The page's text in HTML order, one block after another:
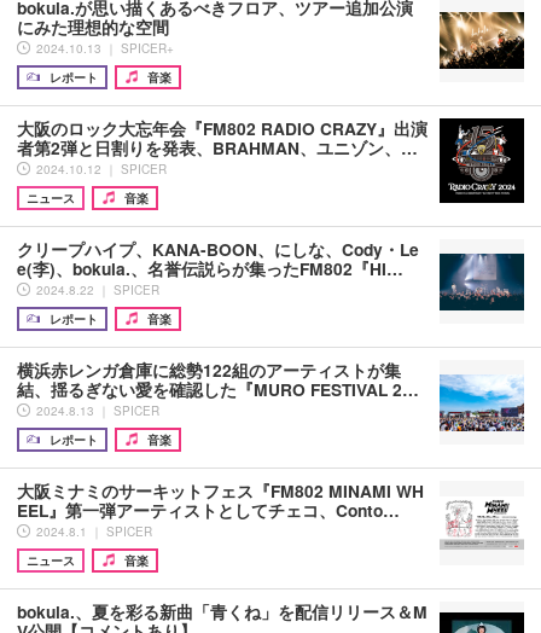
bokula.が思い描くあるべきフロア、ツアー追加公演
にみた理想的な空間
2024.10.13 ｜ SPICER+
レポート
音楽
大阪のロック大忘年会『FM802 RADIO CRAZY』出演
者第2弾と日割りを発表、BRAHMAN、ユニゾン、…
2024.10.12 ｜ SPICER
ニュース
音楽
クリープハイプ、KANA-BOON、にしな、Cody・Le
e(李)、bokula.、名誉伝説らが集ったFM802『HI…
2024.8.22 ｜ SPICER
レポート
音楽
横浜赤レンガ倉庫に総勢122組のアーティストが集
結、揺るぎない愛を確認した『MURO FESTIVAL 2…
2024.8.13 ｜ SPICER
レポート
音楽
大阪ミナミのサーキットフェス『FM802 MINAMI WH
EEL』第一弾アーティストとしてチェコ、Conto…
2024.8.1 ｜ SPICER
ニュース
音楽
bokula.、夏を彩る新曲「青くね」を配信リリース＆M